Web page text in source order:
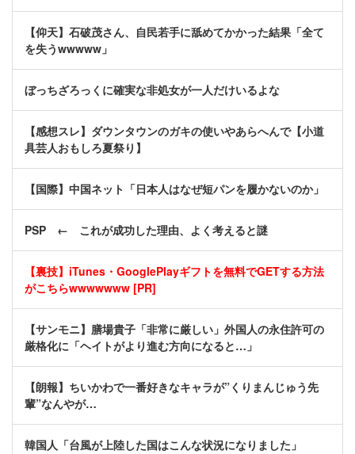
【仰天】石破茂さん、自民若手に舐めてかかった結果「全て
を失うwwwww」
ぼっちざろっくに確実な非処女が一人だけいるよな
【感想スレ】ダウンタウンのガキの使いやあらへんで【小道
具芸人おもしろ夏祭り】
【国際】中国ネット「日本人はなぜ短パンを履かないのか」
PSP ← これが成功した理由、よく考えると謎
【裏技】iTunes・GooglePlayギフトを無料でGETする方法
がこちらwwwwwww [PR]
【サンモニ】膳場貴子「非常に厳しい」外国人の永住許可の
厳格化に「ヘイトがより進む方向になると…」
【朗報】ちいかわで一番好きなキャラが”くりまんじゅう先
輩”なんやが…
韓国人「台風が上陸した国はこんな状況になりました」